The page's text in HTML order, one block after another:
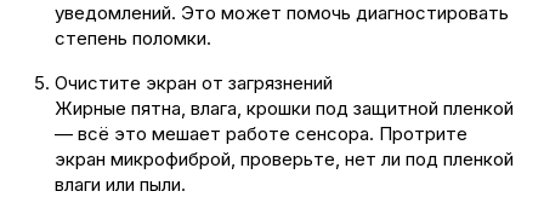
уведомлений. Это может помочь диагностировать
степень поломки.
Очистите экран от загрязнений
Жирные пятна, влага, крошки под защитной пленкой
— всё это мешает работе сенсора. Протрите
экран микрофиброй, проверьте, нет ли под пленкой
влаги или пыли.